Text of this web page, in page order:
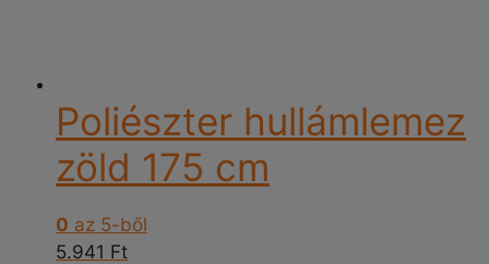
Poliészter hullámlemez
zöld 175 cm
0 az 5-ből
5.941 Ft